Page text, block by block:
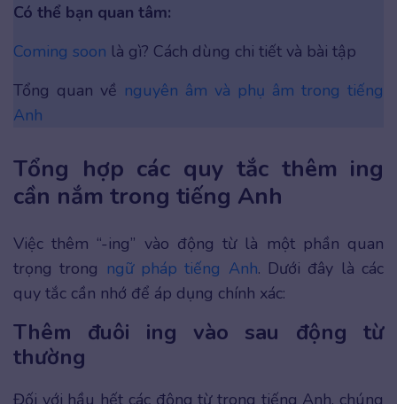
Có thể bạn quan tâm:
Coming soon là gì? Cách dùng chi tiết và bài tập
Tổng quan về nguyên âm và phụ âm trong tiếng
Anh
Tổng hợp các quy tắc thêm ing
cần nắm trong tiếng Anh
Việc thêm “-ing” vào động từ là một phần quan
trọng trong ngữ pháp tiếng Anh. Dưới đây là các
quy tắc cần nhớ để áp dụng chính xác:
Thêm đuôi ing vào sau động từ
thường
Đối với hầu hết các động từ trong tiếng Anh, chúng